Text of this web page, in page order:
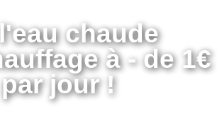
chaude
à - de 1€
par jour !